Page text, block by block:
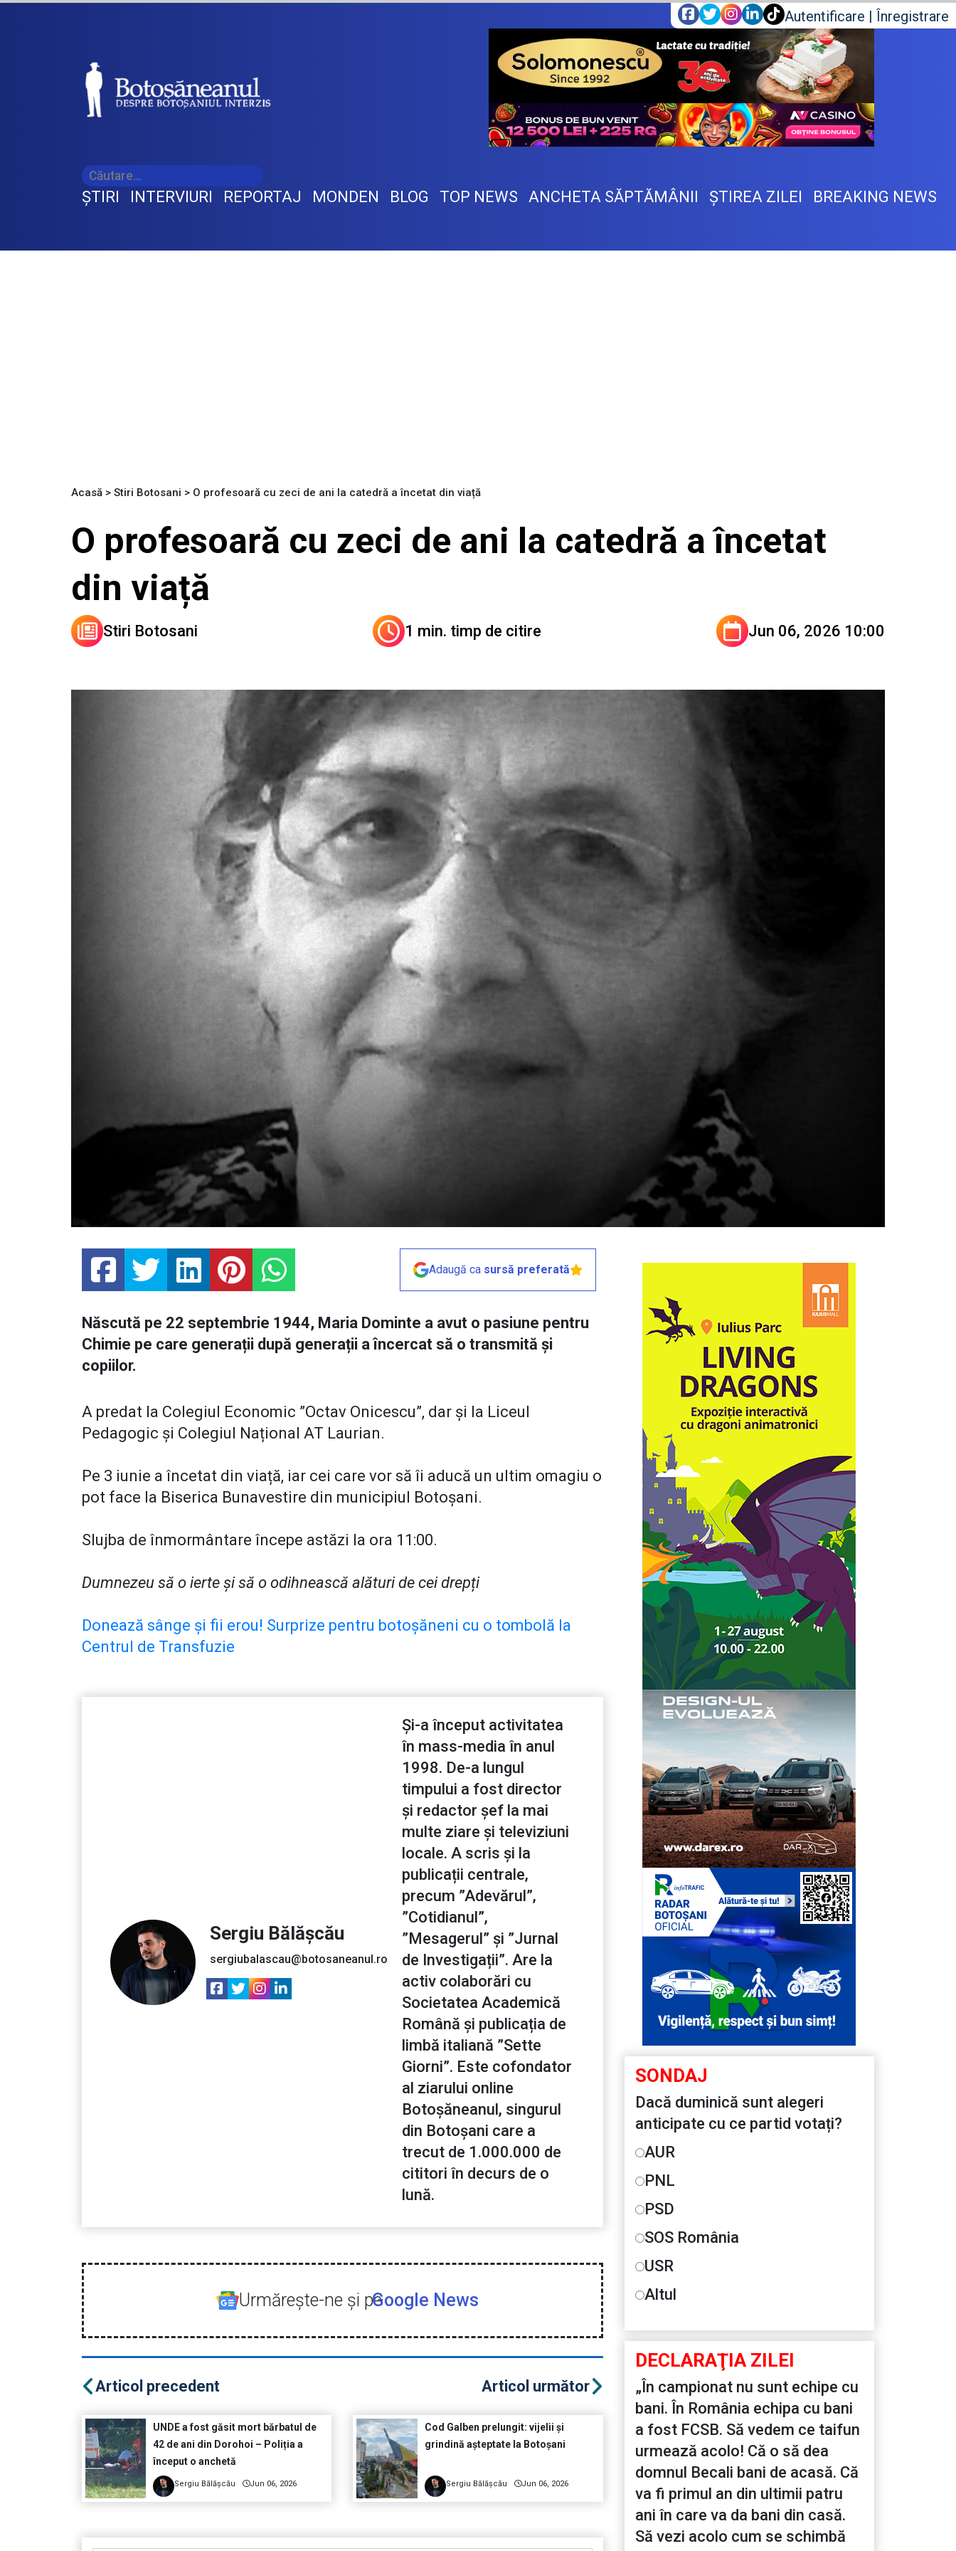
Autentificare | Înregistrare
ŞTIRI INTERVIURI REPORTAJ MONDEN BLOG TOP NEWS ANCHETA SĂPTĂMÂNII ŞTIREA ZILEI BREAKING NEWS
Acasă > Stiri Botosani > O profesoară cu zeci de ani la catedră a încetat din viață
O profesoară cu zeci de ani la catedră a încetat
din viață
Stiri Botosani 1 min. timp de citire Jun 06, 2026 10:00
Adaugă ca sursă preferată
Născută pe 22 septembrie 1944, Maria Dominte a avut o pasiune pentru
Chimie pe care generații după generații a încercat să o transmită și
copiilor.
A predat la Colegiul Economic ”Octav Onicescu”, dar și la Liceul
Pedagogic și Colegiul Național AT Laurian.
Pe 3 iunie a încetat din viață, iar cei care vor să îi aducă un ultim omagiu o
pot face la Biserica Bunavestire din municipiul Botoșani.
Slujba de înmormântare începe astăzi la ora 11:00.
Dumnezeu să o ierte și să o odihnească alături de cei drepți
Donează sânge și fii erou! Surprize pentru botoșăneni cu o tombolă la
Centrul de Transfuzie
Sergiu Bălășcău
sergiubalascau@botosaneanul.ro
Și-a început activitatea
în mass-media în anul
1998. De-a lungul
timpului a fost director
și redactor șef la mai
multe ziare și televiziuni
locale. A scris și la
publicații centrale,
precum ”Adevărul”,
”Cotidianul”,
”Mesagerul” și ”Jurnal
de Investigații”. Are la
activ colaborări cu
Societatea Academică
Română și publicația de
limbă italiană ”Sette
Giorni”. Este cofondator
al ziarului online
Botoșăneanul, singurul
din Botoșani care a
trecut de 1.000.000 de
cititori în decurs de o
lună.
Urmăreşte-ne şi peGoogle News
Articol precedent
UNDE a fost găsit mort bărbatul de
42 de ani din Dorohoi – Poliția a
început o anchetă
Sergiu Bălășcău Jun 06, 2026
Articol următor
Cod Galben prelungit: vijelii și
grindină așteptate la Botoșani
Sergiu Bălășcău Jun 06, 2026
SONDAJ
Dacă duminică sunt alegeri
anticipate cu ce partid votați?
AUR
PNL
PSD
SOS România
USR
Altul
DECLARAŢIA ZILEI
„În campionat nu sunt echipe cu
bani. În România echipa cu bani
a fost FCSB. Să vedem ce taifun
urmează acolo! Că o să dea
domnul Becali bani de acasă. Că
va fi primul an din ultimii patru
ani în care va da bani din casă.
Să vezi acolo cum se schimbă